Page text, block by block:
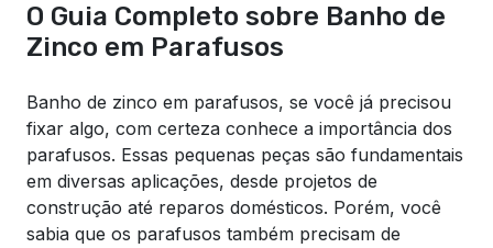
O Guia Completo sobre Banho de
Zinco em Parafusos
Banho de zinco em parafusos, se você já precisou
fixar algo, com certeza conhece a importância dos
parafusos. Essas pequenas peças são fundamentais
em diversas aplicações, desde projetos de
construção até reparos domésticos. Porém, você
sabia que os parafusos também precisam de